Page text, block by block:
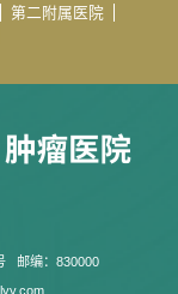
第二附属医院
邮编：830000